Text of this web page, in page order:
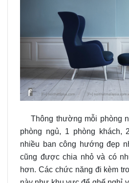
Thông thường mỗi phòng
phòng ngủ, 1 phòng khách,
nhiều ban công hướng đẹp
cũng được chia nhỏ và có
hơn. Các chức năng đi kèm